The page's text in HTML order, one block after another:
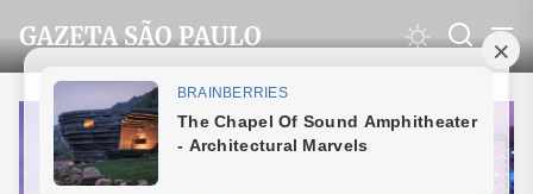
to
the
content
GAZETA SÃO PAULO